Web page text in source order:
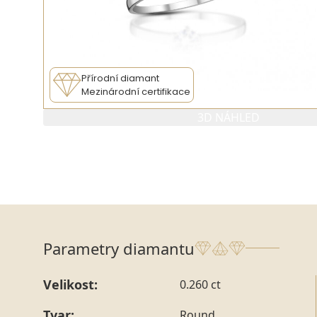
Přírodní diamant
Mezinárodní certifikace
Parametry diamantu
Velikost: 0.260 ct